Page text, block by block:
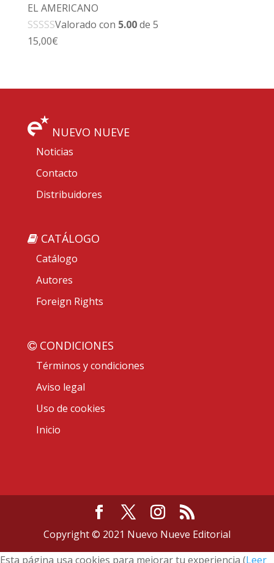
EL AMERICANO
Valorado con 5.00de 5
15,00€
NUEVO NUEVE
Noticias
Contacto
Distribuidores
CATÁLOGO
Catálogo
Autores
Foreign Rights
CONDICIONES
Términos y condiciones
Aviso legal
Uso de cookies
Inicio
Copyright © 2021 Nuevo Nueve Editorial
Esta página usa cookies para mejorar tu experiencia (Leer